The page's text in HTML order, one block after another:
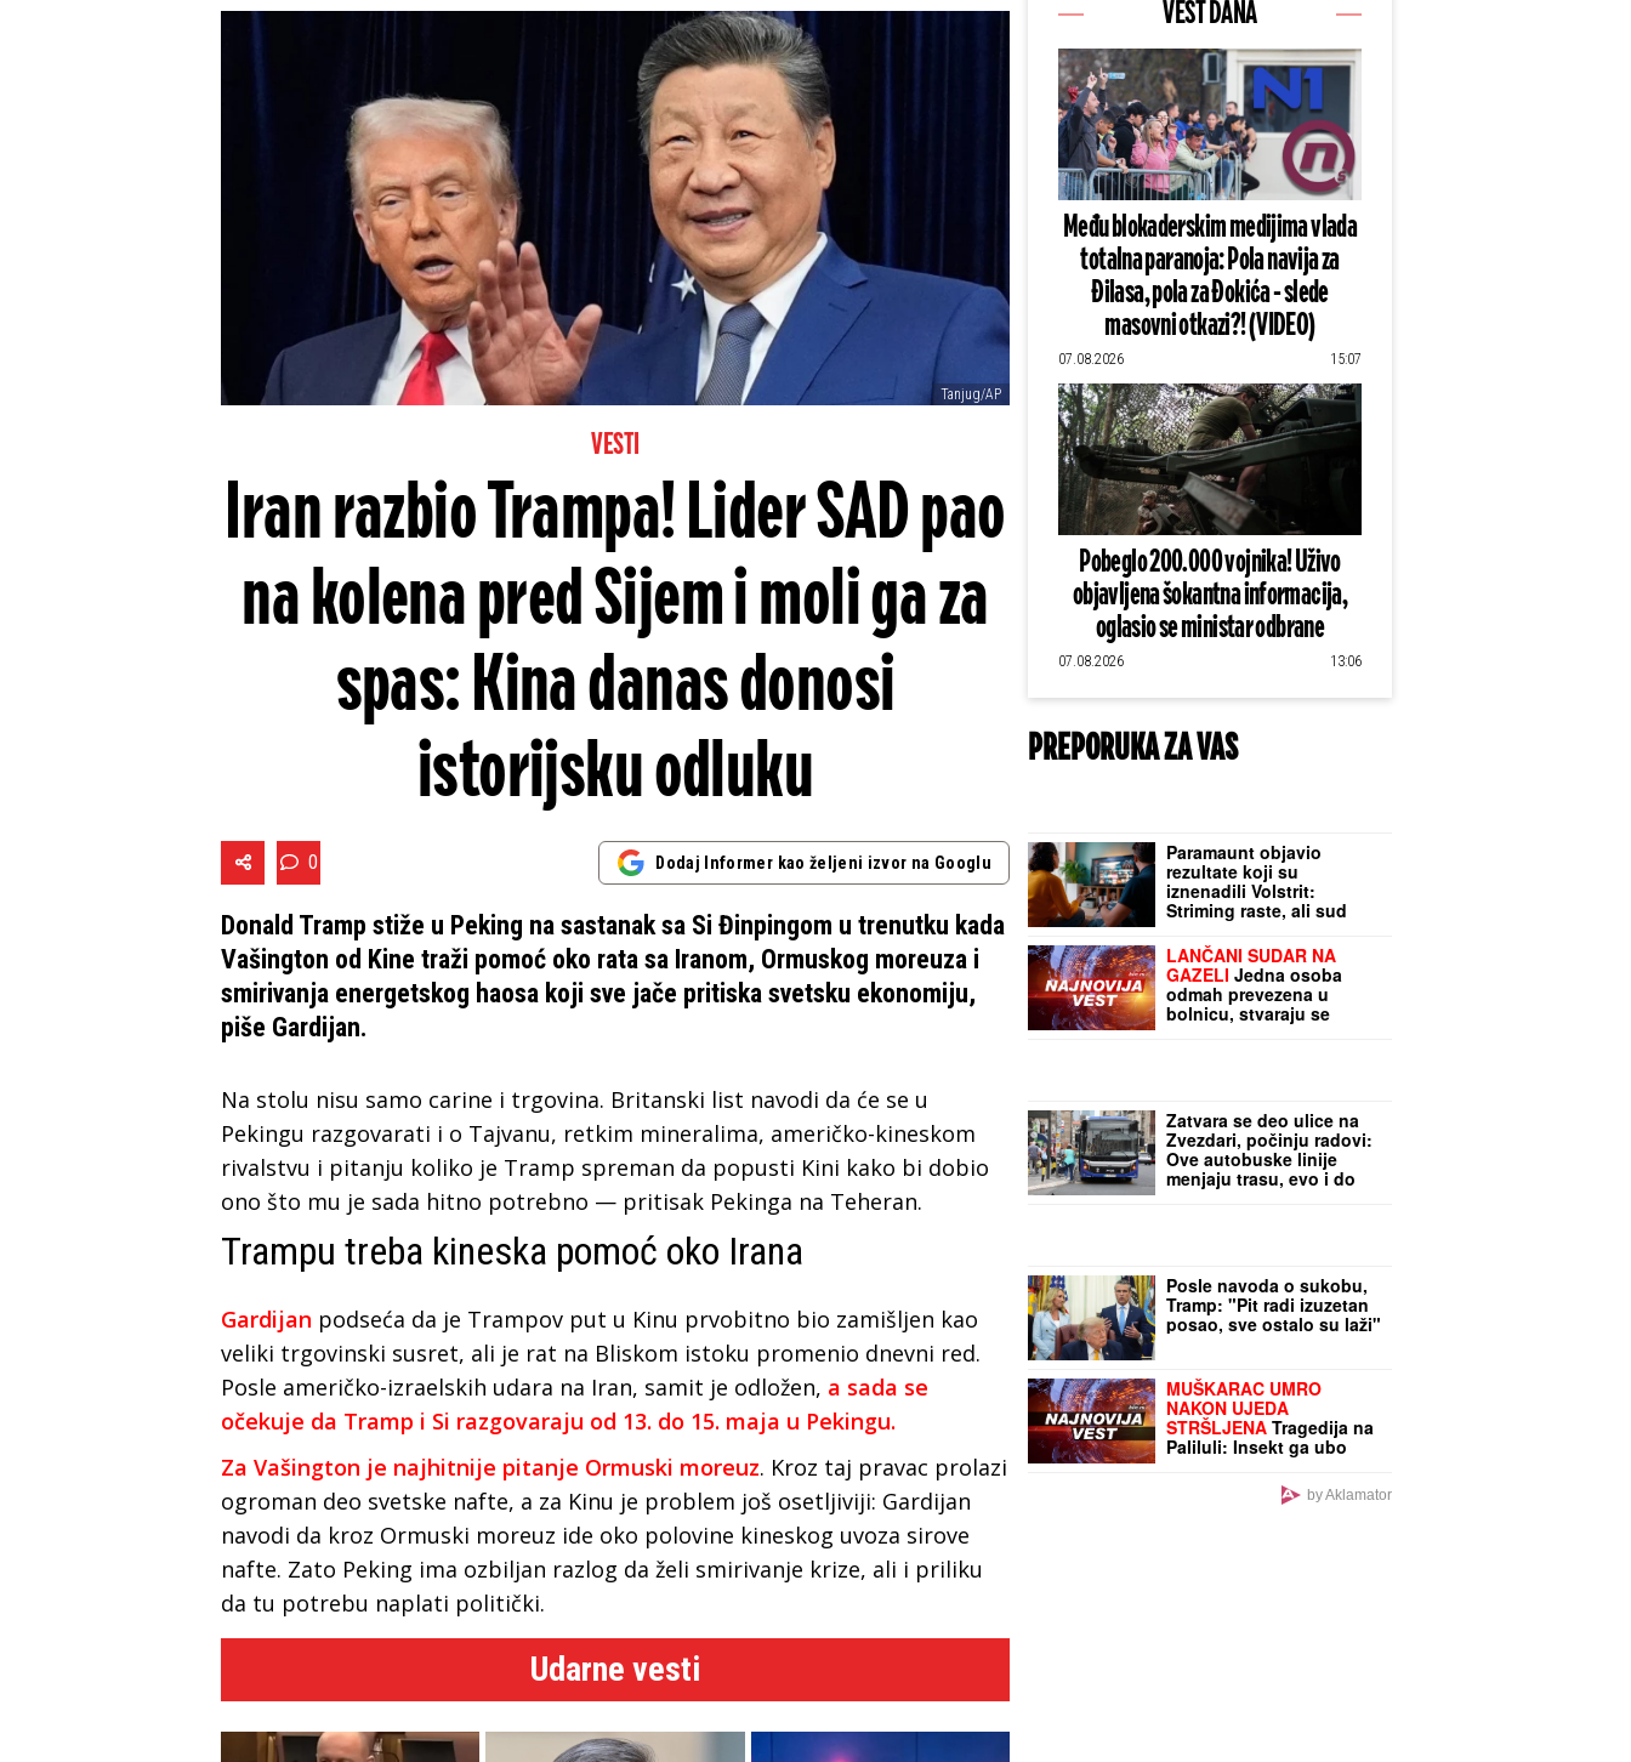
Tanjug/AP
VESTI
Iran razbio Trampa! Lider SAD pao
na kolena pred Sijem i moli ga za
spas: Kina danas donosi
istorijsku odluku
0 Dodaj Informer kao željeni izvor na Googlu
Donald Tramp stiže u Peking na sastanak sa Si Đinpingom u trenutku kada
Vašington od Kine traži pomoć oko rata sa Iranom, Ormuskog moreuza i
smirivanja energetskog haosa koji sve jače pritiska svetsku ekonomiju,
piše Gardijan.
Na stolu nisu samo carine i trgovina. Britanski list navodi da će se u
Pekingu razgovarati i o Tajvanu, retkim mineralima, američko-kineskom
rivalstvu i pitanju koliko je Tramp spreman da popusti Kini kako bi dobio
ono što mu je sada hitno potrebno — pritisak Pekinga na Teheran.
Trampu treba kineska pomoć oko Irana
Gardijan podseća da je Trampov put u Kinu prvobitno bio zamišljen kao
veliki trgovinski susret, ali je rat na Bliskom istoku promenio dnevni red.
Posle američko-izraelskih udara na Iran, samit je odložen, a sada se
očekuje da Tramp i Si razgovaraju od 13. do 15. maja u Pekingu.
Za Vašington je najhitnije pitanje Ormuski moreuz. Kroz taj pravac prolazi
ogroman deo svetske nafte, a za Kinu je problem još osetljiviji: Gardijan
navodi da kroz Ormuski moreuz ide oko polovine kineskog uvoza sirove
nafte. Zato Peking ima ozbiljan razlog da želi smirivanje krize, ali i priliku
da tu potrebu naplati politički.
Udarne vesti
VEST DANA
Među blokaderskim medijima vlada
totalna paranoja: Pola navija za
Đilasa, pola za Đokića - slede
masovni otkazi?! (VIDEO)
07.08.2026 15:07
Pobeglo 200.000 vojnika! Uživo
objavljena šokantna informacija,
oglasio se ministar odbrane
07.08.2026 13:06
PREPORUKA ZA VAS
Paramaunt objavio
rezultate koji su
iznenadili Volstrit:
Striming raste, ali sud
može da zaustavi posao
od 110 milijardi dolara
LANČANI SUDAR NA
GAZELI Jedna osoba
odmah prevezena u
bolnicu, stvaraju se
Zatvara se deo ulice na
Zvezdari, počinju radovi:
Ove autobuske linije
menjaju trasu, evo i do
kada
Posle navoda o sukobu,
Tramp: "Pit radi izuzetan
posao, sve ostalo su laži"
MUŠKARAC UMRO
NAKON UJEDA
STRŠLJENA Tragedija na
Paliluli: Insekt ga ubo
by Aklamator